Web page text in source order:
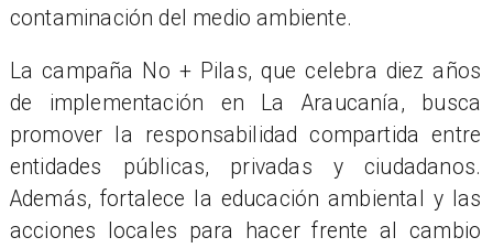
contaminación del medio ambiente.
La campaña No + Pilas, que celebra diez años
de implementación en La Araucanía, busca
promover la responsabilidad compartida entre
entidades públicas, privadas y ciudadanos.
Además, fortalece la educación ambiental y las
acciones locales para hacer frente al cambio